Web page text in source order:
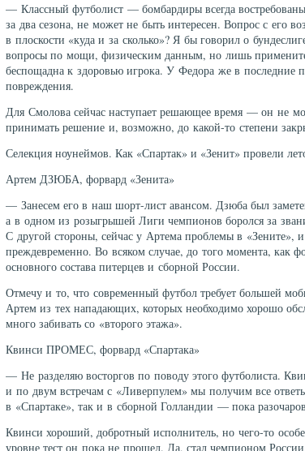
— Классный футболист — бомбардиры всегда
за два сезона, не может не быть интересен. Вопрос с его
в плоскости «куда и за сколько»? Я бы говорил о
вопросы по мощи, физическим данным, но лишь
беспощадна к здоровью игрока. У Федора же в последние
повреждения.
Для Смолова сейчас наступает решающее время — он не
принимать решение и, возможно, до какой-то степени
Селекция ноунеймов. Как «Спартак» и «Зенит» провели
Артем ДЗЮБА, форвард «Зенита»
— Занесем его в наш шорт-лист авансом. Дзюба был
а в одном из розыгрышей Лиги чемпионов боролся за
С другой стороны, сейчас у Артема проблемы в «Зените»,
преждевременно. Во всяком случае, до того момента, как
основного состава питерцев и сборной России.
Отмечу и то, что современный футбол требует большей
Артем из тех нападающих, которых необходимо хорошо
много забивать со «второго этажа».
Квинси ПРОМЕС, форвард «Спартака»
— Не разделяю восторгов по поводу этого футболиста.
и по двум встречам с «Ливерпулем» мы получим все
в «Спартаке», так и в сборной Голландии — пока
Квинси хороший, добротный исполнитель, но чего-то
уровне тест он пока не прошел. Да, стал чемпионом